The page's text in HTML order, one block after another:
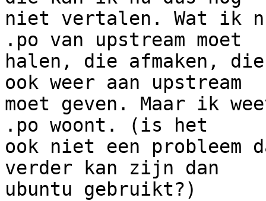
niet vertalen. Wat ik
.po van upstream moet
halen, die afmaken,
ook weer aan upstream
moet geven. Maar ik
.po woont. (is het
ook niet een probleem
verder kan zijn dan
ubuntu gebruikt?)